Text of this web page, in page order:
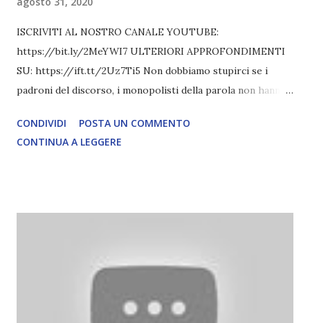
ISCRIVITI AL NOSTRO CANALE YOUTUBE:
https://bit.ly/2MeYWI7 ULTERIORI APPROFONDIMENTI
SU: https://ift.tt/2Uz7Ti5 Non dobbiamo stupirci se i
padroni del discorso, i monopolisti della parola non hanno
manifestazioni che contro il regime terap segnalazione di
oltre12 LEGGI L'ARTICOLO COMPLETO
CONDIVIDI
POSTA UN COMMENTO
CONTINUA A LEGGERE